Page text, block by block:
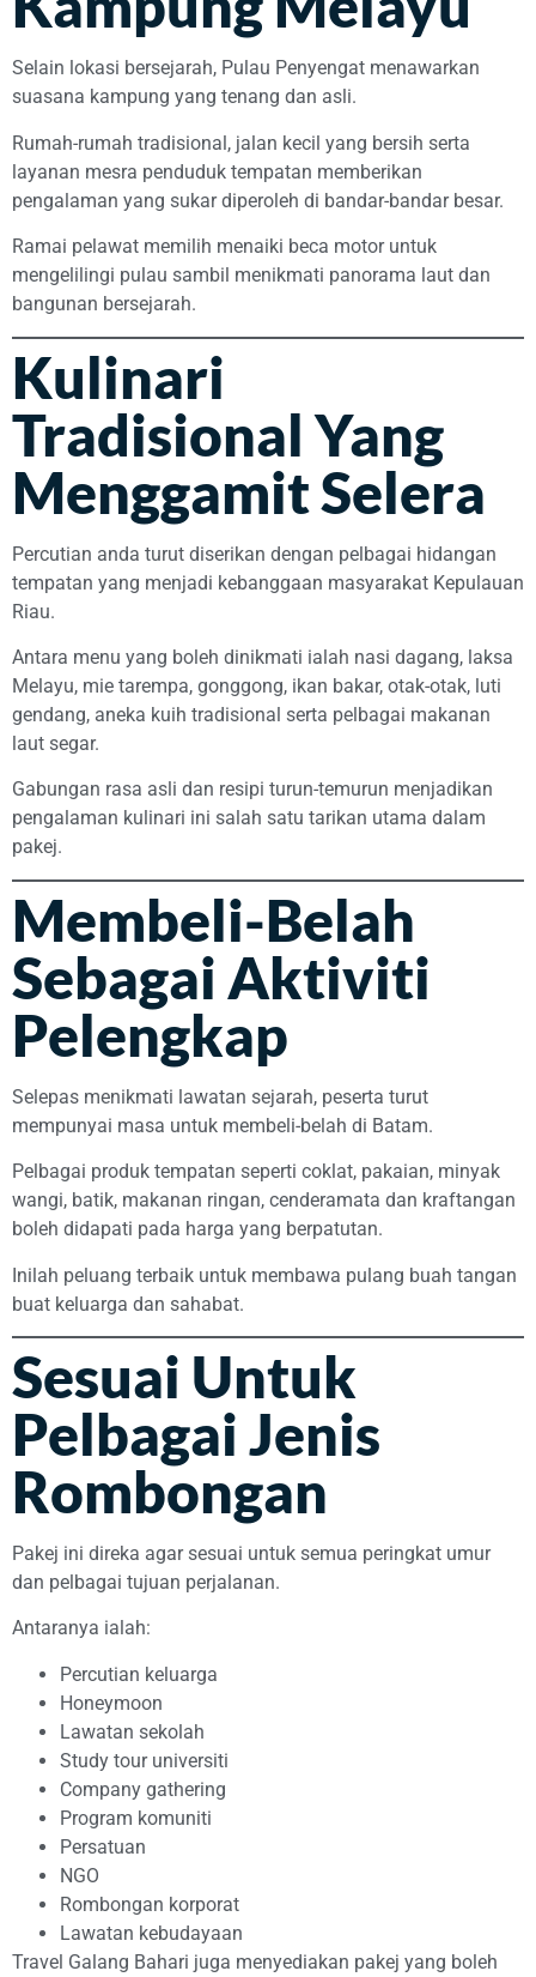
Selain lokasi bersejarah, Pulau Penyengat menawarkan
suasana kampung yang tenang dan asli.
Rumah-rumah tradisional, jalan kecil yang bersih serta
layanan mesra penduduk tempatan memberikan
pengalaman yang sukar diperoleh di bandar-bandar besar.
Ramai pelawat memilih menaiki beca motor untuk
mengelilingi pulau sambil menikmati panorama laut dan
bangunan bersejarah.
Kulinari
Tradisional Yang
Menggamit Selera
Percutian anda turut diserikan dengan pelbagai hidangan
tempatan yang menjadi kebanggaan masyarakat Kepulauan
Riau.
Antara menu yang boleh dinikmati ialah nasi dagang, laksa
Melayu, mie tarempa, gonggong, ikan bakar, otak-otak, luti
gendang, aneka kuih tradisional serta pelbagai makanan
laut segar.
Gabungan rasa asli dan resipi turun-temurun menjadikan
pengalaman kulinari ini salah satu tarikan utama dalam
pakej.
Membeli-Belah
Sebagai Aktiviti
Pelengkap
Selepas menikmati lawatan sejarah, peserta turut
mempunyai masa untuk membeli-belah di Batam.
Pelbagai produk tempatan seperti coklat, pakaian, minyak
wangi, batik, makanan ringan, cenderamata dan kraftangan
boleh didapati pada harga yang berpatutan.
Inilah peluang terbaik untuk membawa pulang buah tangan
buat keluarga dan sahabat.
Sesuai Untuk
Pelbagai Jenis
Rombongan
Pakej ini direka agar sesuai untuk semua peringkat umur
dan pelbagai tujuan perjalanan.
Antaranya ialah:
Percutian keluarga
Honeymoon
Lawatan sekolah
Study tour universiti
Company gathering
Program komuniti
Persatuan
NGO
Rombongan korporat
Lawatan kebudayaan
Travel Galang Bahari juga menyediakan pakej yang boleh